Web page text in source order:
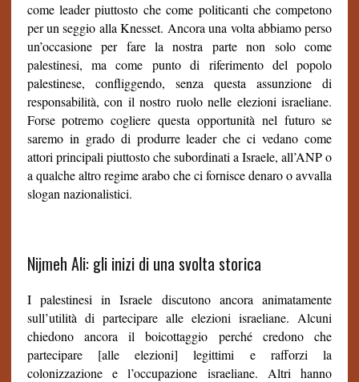
come leader piuttosto che come politicanti che competono
per un seggio alla Knesset. Ancora una volta abbiamo perso
un’occasione per fare la nostra parte non solo come
palestinesi, ma come punto di riferimento del popolo
palestinese, confliggendo, senza questa assunzione di
responsabilità, con il nostro ruolo nelle elezioni israeliane.
Forse potremo cogliere questa opportunità nel futuro se
saremo in grado di produrre leader che ci vedano come
attori principali piuttosto che subordinati a Israele, all’ANP o
a qualche altro regime arabo che ci fornisce denaro o avvalla
slogan nazionalistici.
Nijmeh Ali: gli inizi di una svolta storica
I palestinesi in Israele discutono ancora animatamente
sull’utilità di partecipare alle elezioni israeliane. Alcuni
chiedono ancora il boicottaggio perché credono che
partecipare [alle elezioni] legittimi e rafforzi la
colonizzazione e l’occupazione israeliane. Altri hanno